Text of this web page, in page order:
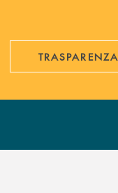
TRASPARENZA